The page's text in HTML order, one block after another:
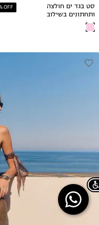
OFF
סט בגד ים חולצה
ותחתונים בשילוב
הדפס פרחוני
Chat on WhatsApp